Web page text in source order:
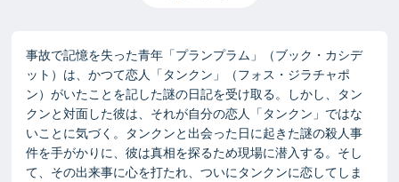
事故で記憶を失った青年「プランプラム」（ブック・カシデ
ット）は、かつて恋人「タンクン」（フォス・ジラチャポ
ン）がいたことを記した謎の日記を受け取る。しかし、タン
クンと対面した彼は、それが自分の恋人「タンクン」ではな
いことに気づく。タンクンと出会った日に起きた謎の殺人事
件を手がかりに、彼は真相を探るため現場に潜入する。そし
て、その出来事に心を打たれ、ついにタンクンに恋してしま